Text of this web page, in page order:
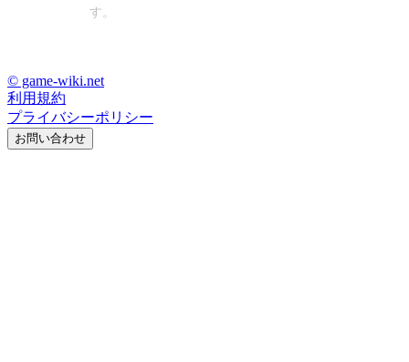
す。
© game-wiki.net
利用規約
プライバシーポリシー
お問い合わせ